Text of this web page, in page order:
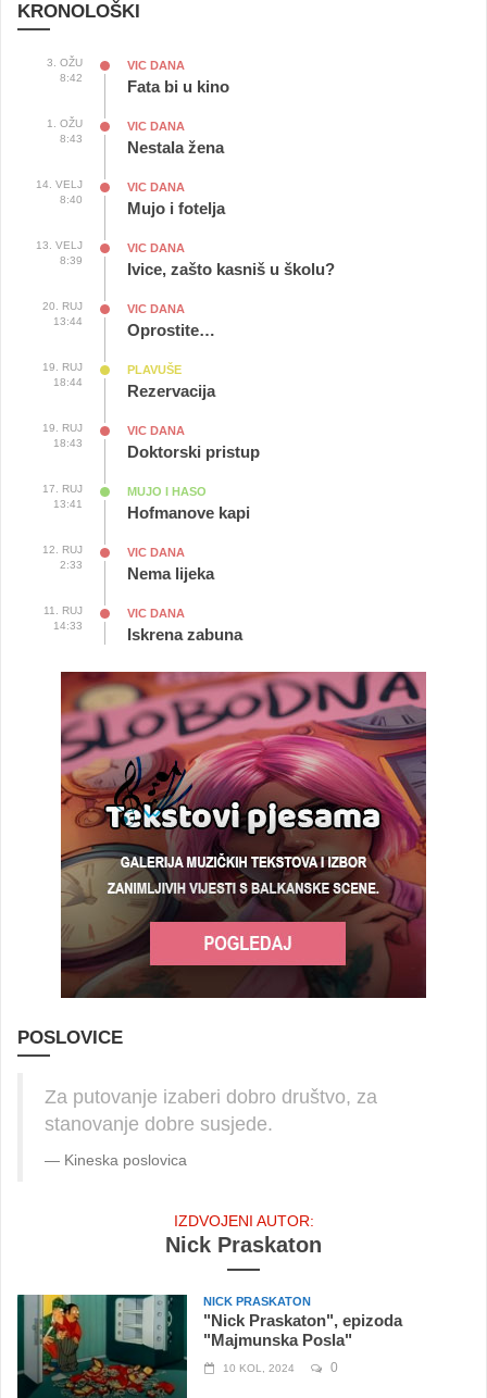
KRONOLOŠKI
3. OŽU
8:42
VIC DANA
Fata bi u kino
1. OŽU
8:43
VIC DANA
Nestala žena
14. VELJ
8:40
VIC DANA
Mujo i fotelja
13. VELJ
8:39
VIC DANA
Ivice, zašto kasniš u školu?
20. RUJ
13:44
VIC DANA
Oprostite…
19. RUJ
18:44
PLAVUŠE
Rezervacija
19. RUJ
18:43
VIC DANA
Doktorski pristup
17. RUJ
13:41
MUJO I HASO
Hofmanove kapi
12. RUJ
2:33
VIC DANA
Nema lijeka
11. RUJ
14:33
VIC DANA
Iskrena zabuna
POSLOVICE
Za putovanje izaberi dobro društvo, za
stanovanje dobre susjede.
Kineska poslovica
IZDVOJENI AUTOR:
Nick Praskaton
NICK PRASKATON
"Nick Praskaton", epizoda
"Majmunska Posla"
10 KOL, 2024 0